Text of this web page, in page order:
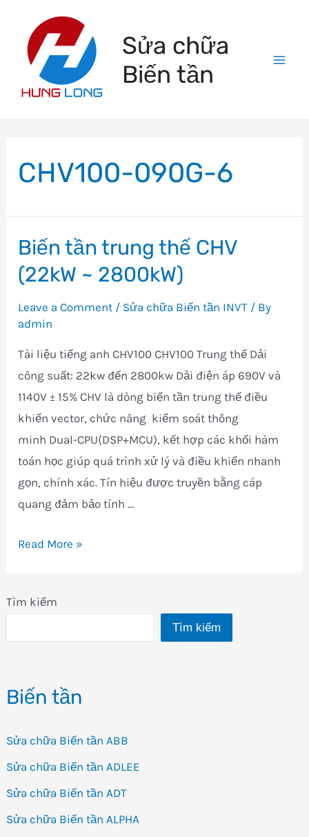
content
Sửa chữa
Biến tần
Tìm kiếm
Tìm kiếm
Biến tần
Sửa chữa Biến tần ABB
Sửa chữa Biến tần ADLEE
Sửa chữa Biến tần ADT
Sửa chữa Biến tần ALPHA
CHV100-090G-6
Biến tần trung thế CHV
(22kW ~ 2800kW)
Leave a Comment / Sửa chữa Biến tần INVT / By
admin
Tài liệu tiếng anh CHV100 CHV100 Trung thế Dải
công suất: 22kw đến 2800kw Dải điện áp 690V và
1140V ± 15% CHV là dòng biến tần trung thế điều
khiển vector, chức năng kiểm soát thông
minh Dual-CPU(DSP+MCU), kết hợp các khối hàm
toán học giúp quá trình xử lý và điều khiển nhanh
gọn, chính xác. Tín hiệu được truyền bằng cáp
quang đảm bảo tính …
Biến
thế
2800kW)
Read More »